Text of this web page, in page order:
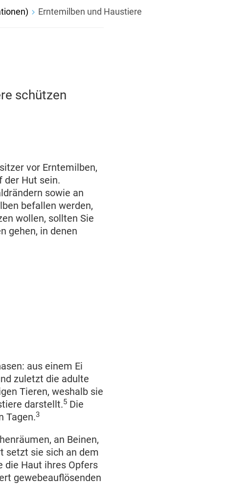
Erntemilben und Haustiere
schützen
vor Erntemilben,
der Hut sein.
sowie an
befallen werden,
wollen, sollten Sie
gehen, in denen
aus einem Ei
zuletzt die adulte
Tieren, weshalb sie
darstellt.5 Die
Tagen.3
an Beinen,
setzt sie sich an dem
die Haut ihres Opfers
gewebeauflösenden